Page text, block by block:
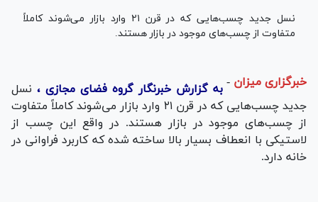
نسل جدید چسب‌هایی که در قرن ۲۱ وارد بازار می‌شوند کاملاً
متفاوت از چسب‌های موجود در بازار هستند.
خبرگزاری میزان - به گزارش خبرنگار گروه فضای مجازی ، نسل
جدید چسب‌هایی که در قرن ۲۱ وارد بازار می‌شوند کاملاً متفاوت
از چسب‌های موجود در بازار هستند. در واقع این چسب از
لاستیکی با انعطاف بسیار بالا ساخته شده که کاربرد فراوانی در
خانه دارد.